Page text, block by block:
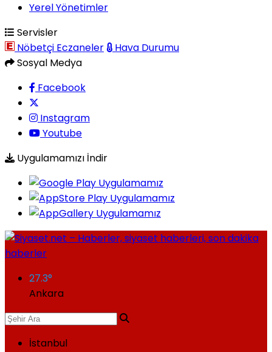
Yerel Yönetimler
Servisler
Nöbetçi Eczaneler
Hava Durumu
Sosyal Medya
Facebook
Instagram
Youtube
Uygulamamızı İndir
27.3°
Ankara
İstanbul